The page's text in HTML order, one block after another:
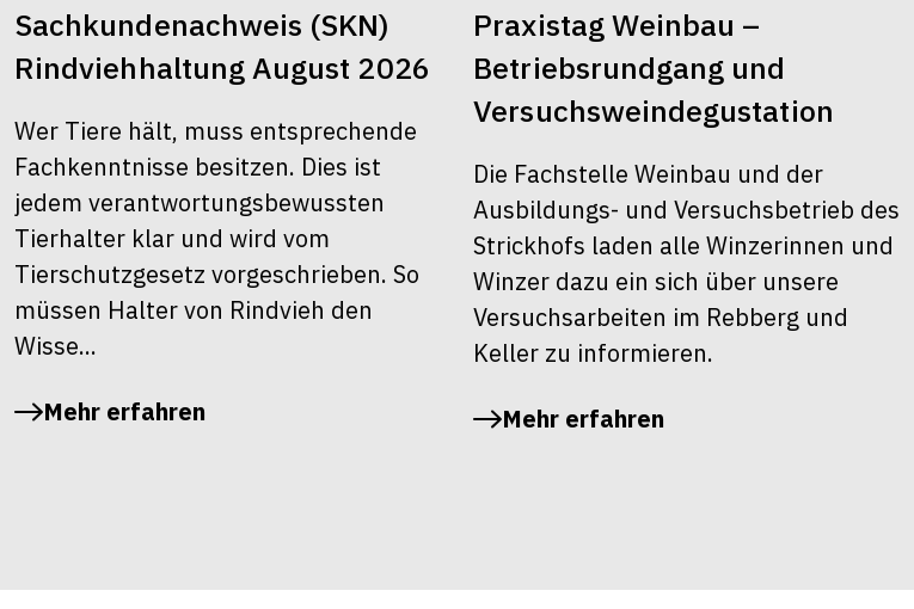
Sachkundenachweis (SKN)
Rindviehhaltung August 2026
Wer Tiere hält, muss entsprechende
Fachkenntnisse besitzen. Dies ist
jedem verantwortungsbewussten
Tierhalter klar und wird vom
Tierschutzgesetz vorgeschrieben. So
müssen Halter von Rindvieh den
Wisse...
Mehr erfahren
Praxistag Weinbau –
Betriebsrundgang und
Versuchsweindegustation
Die Fachstelle Weinbau und der
Ausbildungs- und Versuchsbetrieb des
Strickhofs laden alle Winzerinnen und
Winzer dazu ein sich über unsere
Versuchsarbeiten im Rebberg und
Keller zu informieren.
Mehr erfahren